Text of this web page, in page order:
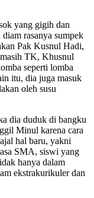
yang gigih dan
rasanya sumpek
Pak Kusnul Hadi,
TK, Khusnul
seperti lomba
itu, dia juga masuk
oleh susu
duduk di bangku
Minul karena cara
hal baru, yakni
SMA, siswi yang
hanya dalam
ekstrakurikuler dan